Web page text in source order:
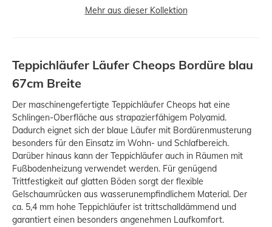
Mehr aus dieser Kollektion
Teppichläufer Läufer Cheops Bordüre blau
67cm Breite
Der maschinengefertigte Teppichläufer Cheops hat eine
Schlingen-Oberfläche aus strapazierfähigem Polyamid.
Dadurch eignet sich der blaue Läufer mit Bordürenmusterung
besonders für den Einsatz im Wohn- und Schlafbereich.
Darüber hinaus kann der Teppichläufer auch in Räumen mit
Fußbodenheizung verwendet werden. Für genügend
Trittfestigkeit auf glatten Böden sorgt der flexible
Gelschaumrücken aus wasserunempfindlichem Material. Der
ca. 5,4 mm hohe Teppichläufer ist trittschalldämmend und
garantiert einen besonders angenehmen Laufkomfort.